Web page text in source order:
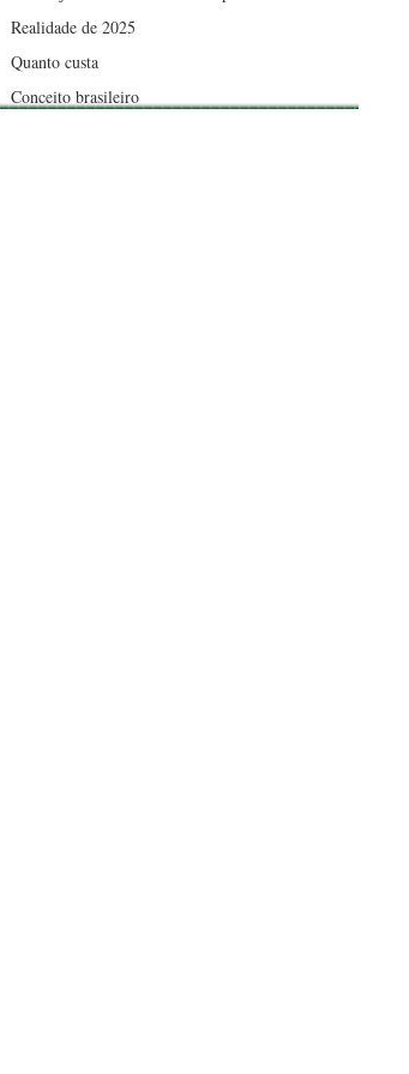
Realidade de 2025
Quanto custa
Conceito brasileiro